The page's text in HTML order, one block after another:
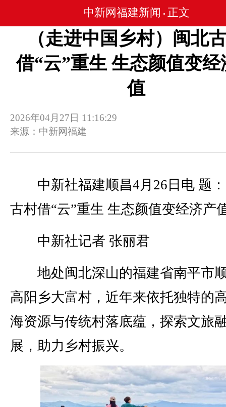
中新网福建新闻 • 正文
（走进中国乡村）闽北
借“云”重生 生态颜值变经
值
2026年04月27日 11:16:29
来源：中新网福建
中新社福建顺昌4月26日电 题
古村借“云”重生 生态颜值变经济产
中新社记者 张丽君
地处闽北深山的福建省南平市
高阳乡大富村，近年来依托独特的
海资源与传统村落底蕴，探索文旅
展，助力乡村振兴。